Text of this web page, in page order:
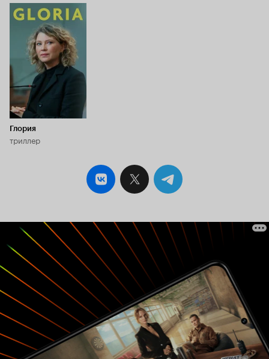
шедевра, и вам, скорее всего, кино придется
по душе. Действие довольно активное,
заскучать не дает, и всего 12 серий, что, в
общем, среди большинства корейских 16-
серийников выглядит более чем
привлекательно. Разве что я так и не поняла,
почему оно на русском оказалось «Укрытием»,
а не, допустим, «Прятками» или чем-то в этом
роде. Если разберетесь - расскажите.
Глория
триллер